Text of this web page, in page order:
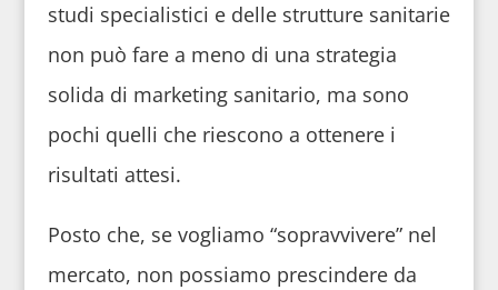
studi specialistici e delle strutture sanitarie
non può fare a meno di una strategia
solida di marketing sanitario, ma sono
pochi quelli che riescono a ottenere i
risultati attesi.
Posto che, se vogliamo “sopravvivere” nel
mercato, non possiamo prescindere da